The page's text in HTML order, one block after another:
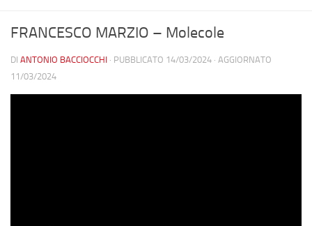
FRANCESCO MARZIO – Molecole
DI ANTONIO BACCIOCCHI · PUBBLICATO 14/03/2024 · AGGIORNATO
11/03/2024